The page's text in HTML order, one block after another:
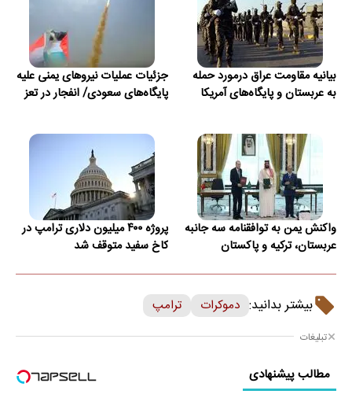
بیانیه مقاومت عراق درمورد حمله
به عربستان و پایگاه‌های آمریکا
جزئیات عملیات نیروهای یمنی علیه
پایگاه‌های سعودی/ انفجار در تعز
واکنش یمن به توافقنامه سه جانبه
عربستان، ترکیه و پاکستان
پروژه ۴۰۰ میلیون دلاری ترامپ در
کاخ سفید متوقف شد
بیشتر بدانید: دموکرات ترامپ
تبلیغات
مطالب پیشنهادی